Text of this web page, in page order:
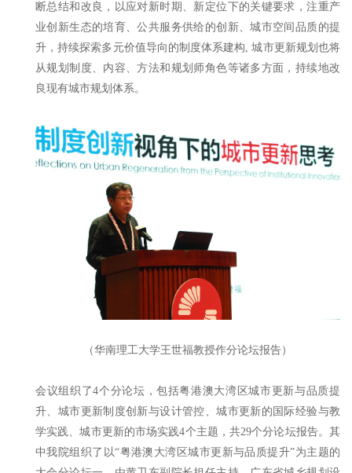
断总结和改良，以应对新时期、新定位下的关键要求，注重产
业创新生态的培育、公共服务供给的创新、城市空间品质的提
升，持续探索多元价值导向的制度体系建构, 城市更新规划也将
从规划制度、内容、方法和规划师角色等诸多方面，持续地改
良现有城市规划体系。
（华南理工大学王世福教授作分论坛报告）
会议组织了4个分论坛，包括粤港澳大湾区城市更新与品质提
升、城市更新制度创新与设计管控、城市更新的国际经验与教
学实践、城市更新的市场实践4个主题，共29个分论坛报告。其
中我院组织了以“粤港澳大湾区城市更新与品质提升”为主题的